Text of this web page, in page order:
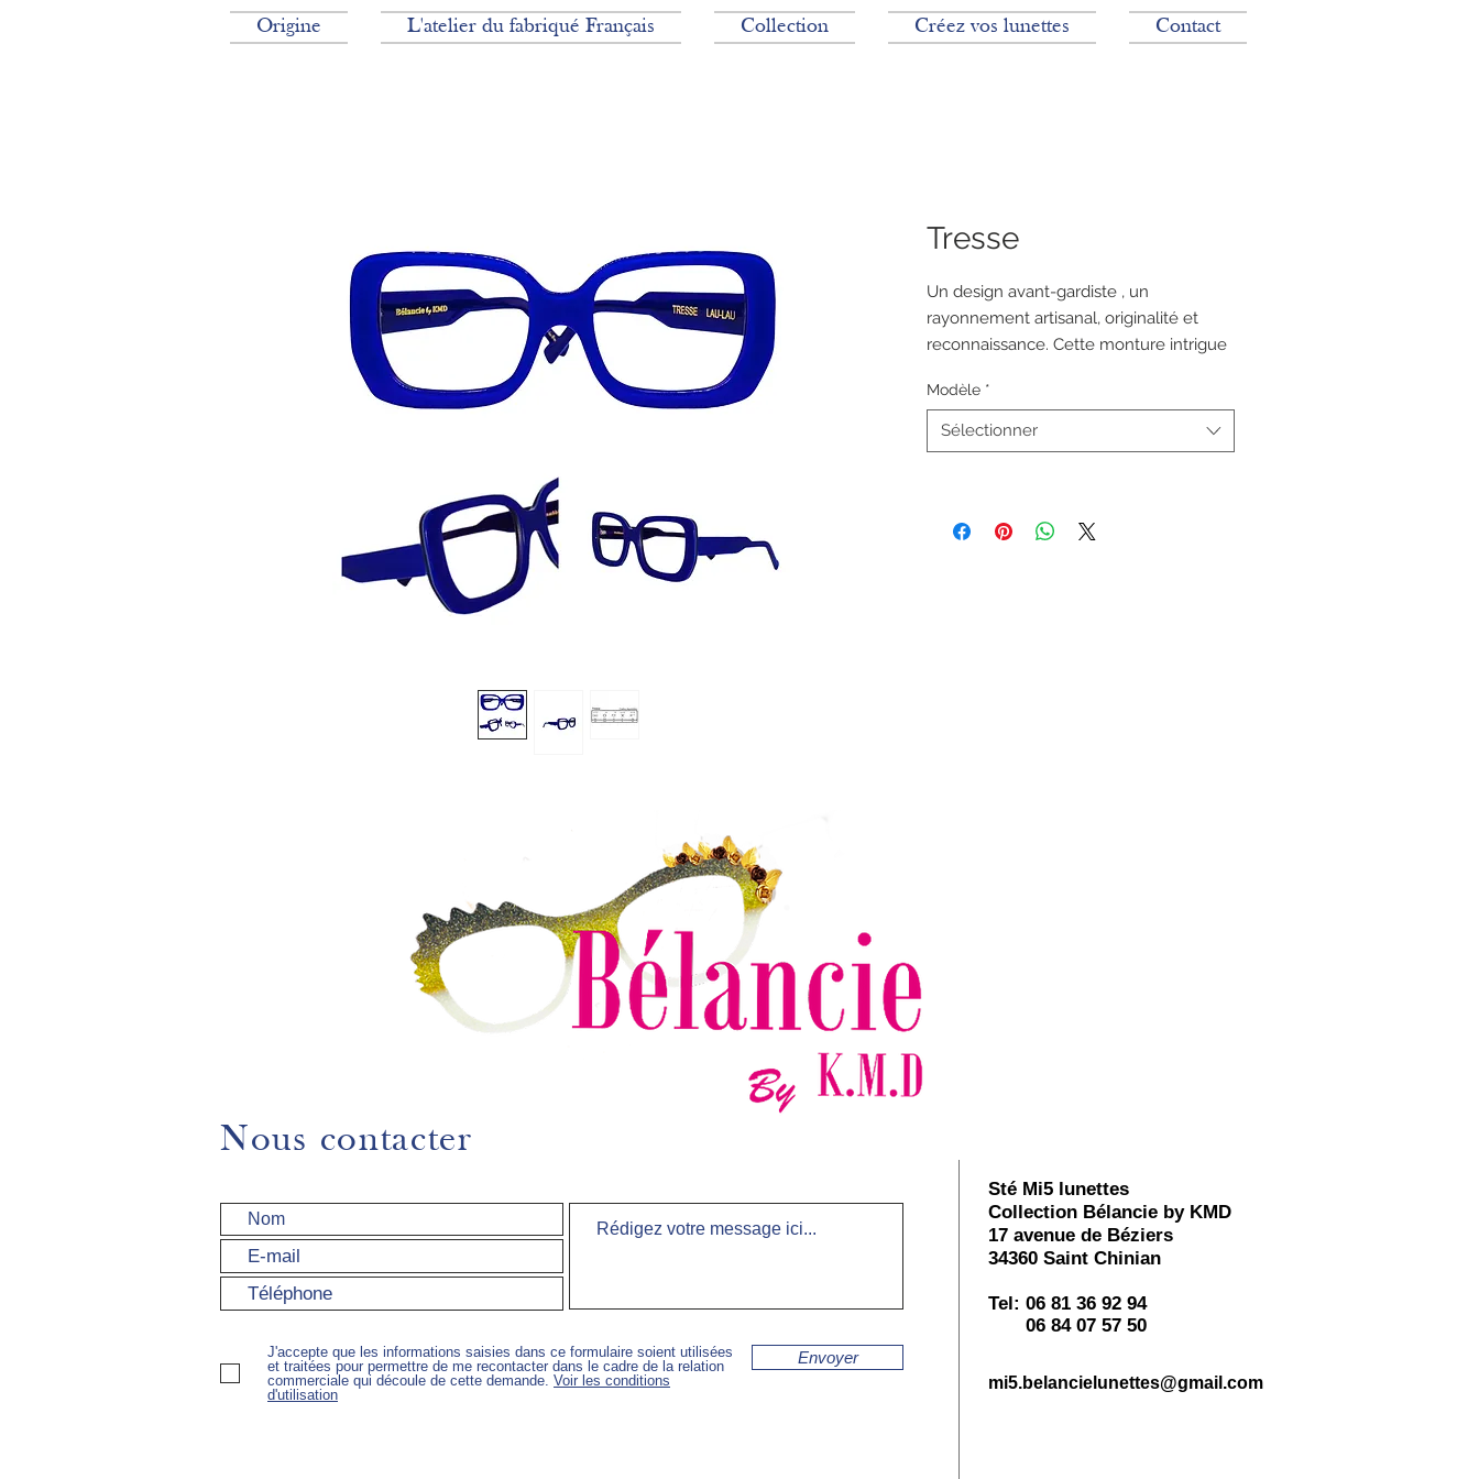
Origine L'atelier du fabriqué Français Collection Créez vos lunettes Contact
Tresse
Un design avant-gardiste , un
rayonnement artisanal, originalité et
reconnaissance. Cette monture intrigue
Modèle *
Sélectionner
Nous contacter
J'accepte que les informations saisies dans ce formulaire soient utilisées
et traitées pour permettre de me recontacter dans le cadre de la relation
commerciale qui découle de cette demande. Voir les conditions
d'utilisation
Envoyer
Sté Mi5 lunettes
Collection Bélancie by KMD
17 avenue de Béziers
34360 Saint Chinian
Tel: 06 81 36 92 94
06 84 07 57 50
mi5.belancielunettes@gmail.com